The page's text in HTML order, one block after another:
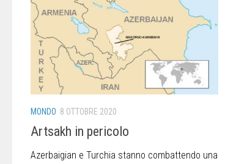
MONDO 8 OTTOBRE 2020
Artsakh in pericolo
Azerbaigian e Turchia stanno combattendo una